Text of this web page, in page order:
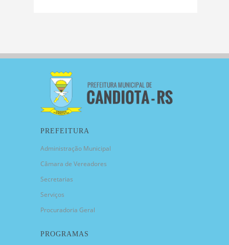
PREFEITURA
Administração Municipal
Câmara de Vereadores
Secretarias
Serviços
Procuradoria Geral
PROGRAMAS